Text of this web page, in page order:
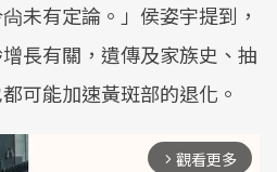
未有定論。」侯姿宇提到，
長有關，遺傳及家族史、抽
可能加速黃斑部的退化。
arrow_forward_ios 觀看更多